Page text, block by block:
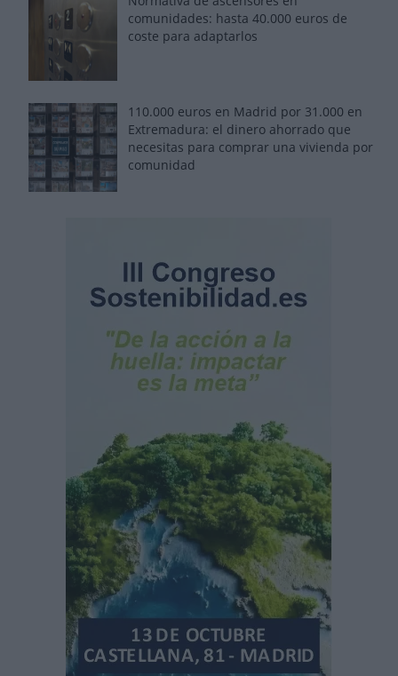
comunidades: hasta 40.000 euros de
coste para adaptarlos
110.000 euros en Madrid por 31.000 en
Extremadura: el dinero ahorrado que
necesitas para comprar una vivienda por
comunidad